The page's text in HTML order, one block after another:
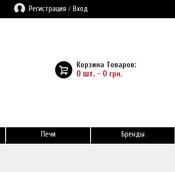
Регистрация / Вход
Корзина Товаров:
0 шт. - 0 грн.
Печи Бренды